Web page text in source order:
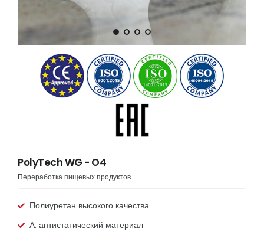
PolyTech WG - O4
Переработка пищевых продуктов
Полиуретан высокого качества
А, антистатический материал